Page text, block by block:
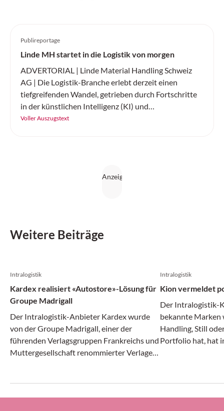
Publireportage
Linde MH startet in die Logistik von morgen
ADVERTORIAL | Linde Material Handling Schweiz
AG | Die Logistik-Branche erlebt derzeit einen
tiefgreifenden Wandel, getrieben durch Fortschritte
in der künstlichen Intelligenz (KI) und
Elektromobilität. Linde Material Handling Schweiz
Diese Entwicklungen werden nicht nur die Effizienz
Voller Auszugstext
Weitere Beiträge
Intralogistik
Kardex realisiert «Autostore»-Lösung für
Groupe Madrigall
Der Intralogistik-Anbieter Kardex wurde
von der Groupe Madrigall, einer der
führenden Verlagsgruppen Frankreichs und
Muttergesellschaft renommierter Verlage
das neue Distributionszentrum des
Intralogistik
Kion vermeldet
Der Intralogistik-
bekannte Marken
Handling, Still
Portfolio hat, hat